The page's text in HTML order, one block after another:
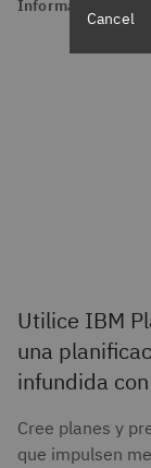
Información
Utilice IBM
una
infundida
Cree planes y
que impulsen
Cancel